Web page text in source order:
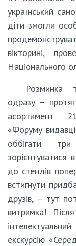
український
діти змогли
вікторині,
Національного
Розминка
одразу –
асортимент
«Форуму
оббігати
зорієнтуватися
до стендів
встигнути
друзів, – тут
витримка!
екскурсію